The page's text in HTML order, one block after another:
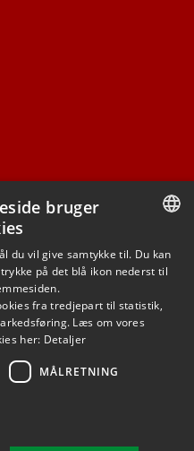
DANISH
ENGLISH
bruger
du vil give samtykke til. Du kan
på det blå ikon nederst til
fra tredjepart til statistik,
Læs om vores
her: Detaljer
MÅLRETNING